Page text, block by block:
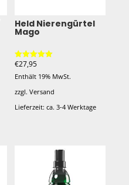
Held Nierengürtel
Mago
Bewertet mit
von 5
€27,95
Enthält 19% MwSt.
zzgl. Versand
Lieferzeit: ca. 3-4 Werktage